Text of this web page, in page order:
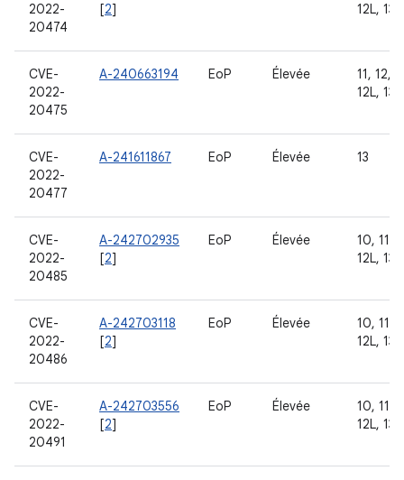
2022-
20474
[2]
12L, 13
CVE-
2022-
20475
A-240663194 EoP Élevée
11, 12,
12L, 13
CVE-
2022-
20477
A-241611867 EoP Élevée 13
CVE-
2022-
20485
A-242702935
[2]
EoP Élevée
10, 11,
12L, 13
CVE-
2022-
20486
A-242703118
[2]
EoP Élevée
10, 11,
12L, 13
CVE-
2022-
20491
A-242703556
[2]
EoP Élevée
10, 11,
12L, 13